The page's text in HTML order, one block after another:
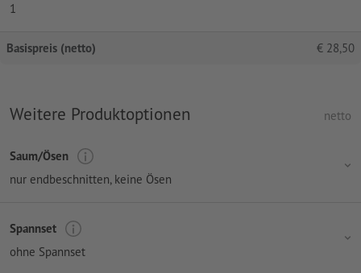
1
Basispreis (netto) € 28,50
Weitere Produktoptionen netto
Saum/Ösen
nur endbeschnitten, keine Ösen
Spannset
ohne Spannset